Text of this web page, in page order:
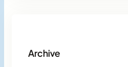
Archive